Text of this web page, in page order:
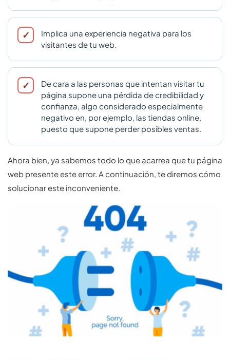
Implica una experiencia negativa para los
visitantes de tu web.
De cara a las personas que intentan visitar tu
página supone una pérdida de credibilidad y
confianza, algo considerado especialmente
negativo en, por ejemplo, las tiendas online,
puesto que supone perder posibles ventas.
Ahora bien, ya sabemos todo lo que acarrea que tu página
web presente este error. A continuación, te diremos cómo
solucionar este inconveniente.